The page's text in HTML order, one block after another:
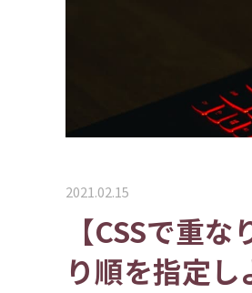
2021.02.15
【CSSで重
り順を指定し